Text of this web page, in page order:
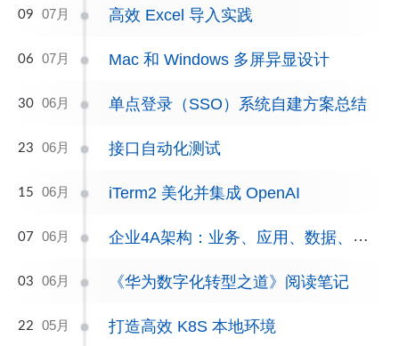
09 07月 高效 Excel 导入实践
06 07月 Mac 和 Windows 多屏异显设计
30 06月 单点登录（SSO）系统自建方案总结
23 06月 接口自动化测试
15 06月 iTerm2 美化并集成 OpenAI
07 06月 企业4A架构：业务、应用、数据、技术的完美融合
03 06月 《华为数字化转型之道》阅读笔记
22 05月 打造高效 K8S 本地环境